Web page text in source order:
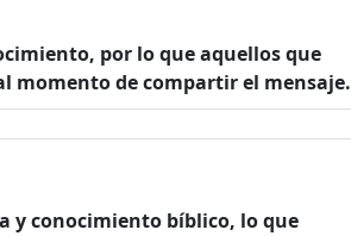
por lo que aquellos que
momento de compartir el mensaje.
y conocimiento bíblico, lo que